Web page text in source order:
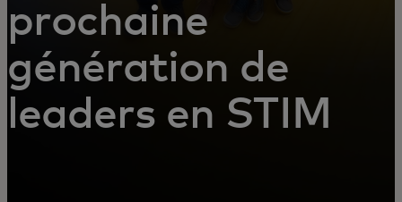
prochaine
génération de
leaders en STIM